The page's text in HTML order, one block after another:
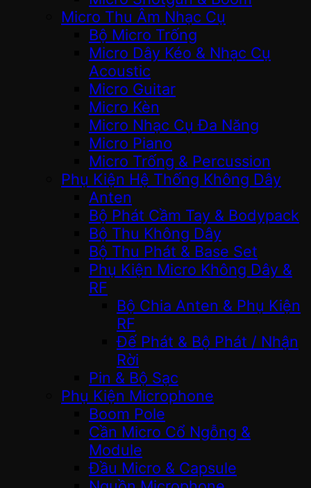
Micro Thu Âm Nhạc Cụ
Bộ Micro Trống
Micro Dây Kéo & Nhạc Cụ
Acoustic
Micro Guitar
Micro Kèn
Micro Nhạc Cụ Đa Năng
Micro Piano
Micro Trống & Percussion
Phụ Kiện Hệ Thống Không Dây
Anten
Bộ Phát Cầm Tay & Bodypack
Bộ Thu Không Dây
Bộ Thu Phát & Base Set
Phụ Kiện Micro Không Dây &
RF
Bộ Chia Anten & Phụ Kiện
RF
Đế Phát & Bộ Phát / Nhận
Rời
Pin & Bộ Sạc
Phụ Kiện Microphone
Boom Pole
Cần Micro Cổ Ngỗng &
Module
Đầu Micro & Capsule